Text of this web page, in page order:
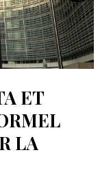
ET
LA